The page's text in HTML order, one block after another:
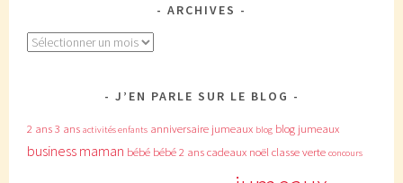
ARCHIVES
Archives
J’EN PARLE SUR LE BLOG
2 ans3 ans activités enfants anniversaire jumeaux blog blog jumeaux
business maman bébé bébé 2 anscadeaux noëlclasse verte concours